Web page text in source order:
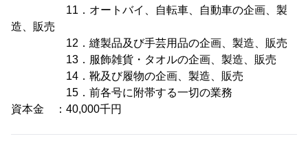
11．オートバイ、自転車、自動車の企画、製
造、販売
12．縫製品及び手芸用品の企画、製造、販売
13．服飾雑貨・タオルの企画、製造、販売
14．靴及び履物の企画、製造、販売
15．前各号に附帯する一切の業務
資本金 ：40,000千円